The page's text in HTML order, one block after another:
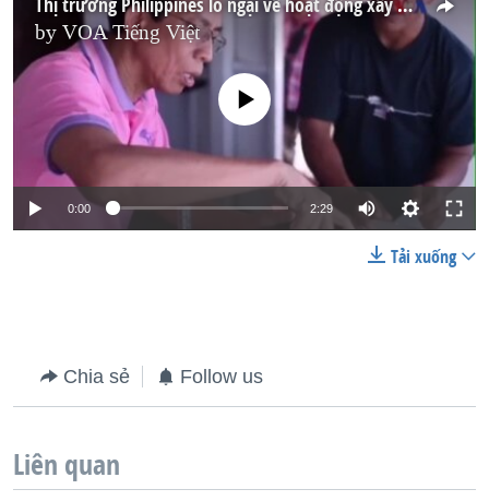
by VOA Tiếng Việt
No media source currently available
0:00 2:29
Tải xuống
Chia sẻ Follow us
Liên quan